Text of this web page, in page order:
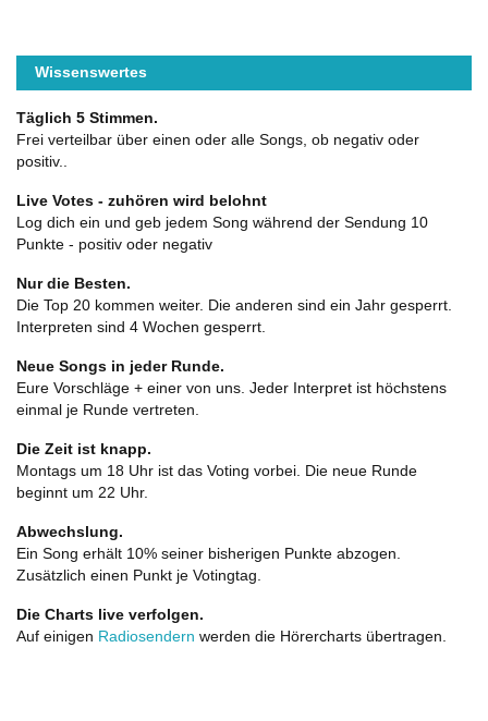
Wissenswertes
Täglich 5 Stimmen.
Frei verteilbar über einen oder alle Songs, ob negativ oder
positiv..
Live Votes - zuhören wird belohnt
Log dich ein und geb jedem Song während der Sendung 10
Punkte - positiv oder negativ
Nur die Besten.
Die Top 20 kommen weiter. Die anderen sind ein Jahr gesperrt.
Interpreten sind 4 Wochen gesperrt.
Neue Songs in jeder Runde.
Eure Vorschläge + einer von uns. Jeder Interpret ist höchstens
einmal je Runde vertreten.
Die Zeit ist knapp.
Montags um 18 Uhr ist das Voting vorbei. Die neue Runde
beginnt um 22 Uhr.
Abwechslung.
Ein Song erhält 10% seiner bisherigen Punkte abzogen.
Zusätzlich einen Punkt je Votingtag.
Die Charts live verfolgen.
Auf einigen Radiosendern werden die Hörercharts übertragen.